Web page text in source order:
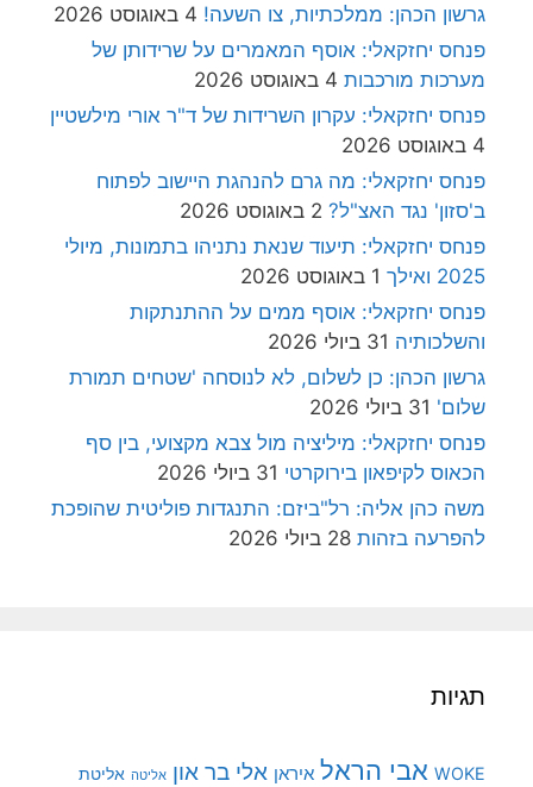
גרשון הכהן: ממלכתיות, צו השעה! 4 באוגוסט 2026
פנחס יחזקאלי: אוסף המאמרים על שרידותן של
מערכות מורכבות 4 באוגוסט 2026
פנחס יחזקאלי: עקרון השרידות של ד"ר אורי מילשטיין
4 באוגוסט 2026
פנחס יחזקאלי: מה גרם להנהגת היישוב לפתוח
ב'סזון' נגד האצ"ל? 2 באוגוסט 2026
פנחס יחזקאלי: תיעוד שנאת נתניהו בתמונות, מיולי
2025 ואילך
1 באוגוסט 2026
פנחס יחזקאלי: אוסף ממים על ההתנתקות
והשלכותיה 31 ביולי 2026
גרשון הכהן: כן לשלום, לא לנוסחה 'שטחים תמורת
שלום' 31 ביולי 2026
פנחס יחזקאלי: מיליציה מול צבא מקצועי, בין סף
הכאוס לקיפאון בירוקרטי 31 ביולי 2026
משה כהן אליה: רל"ביזם: התנגדות פוליטית שהופכת
להפרעה בזהות 28 ביולי 2026
תגיות
WOKE אבי הראל איראן אלי בר און אליטה אליטת